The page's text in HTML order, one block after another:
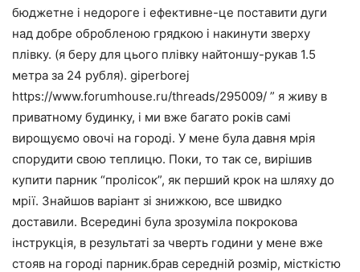
бюджетне і недороге і ефективне-це поставити дуги
над добре обробленою грядкою і накинути зверху
плівку. (я беру для цього плівку найтоншу-рукав 1.5
метра за 24 рубля). giperborej
https://www.forumhouse.ru/threads/295009/ ” я живу в
приватному будинку, і ми вже багато років самі
вирощуємо овочі на городі. У мене була давня мрія
спорудити свою теплицю. Поки, то так се, вирішив
купити парник “пролісок”, як перший крок на шляху до
мрії. Знайшов варіант зі знижкою, все швидко
доставили. Всередині була зрозуміла покрокова
інструкція, в результаті за чверть години у мене вже
стояв на городі парник.брав середній розмір, місткістю